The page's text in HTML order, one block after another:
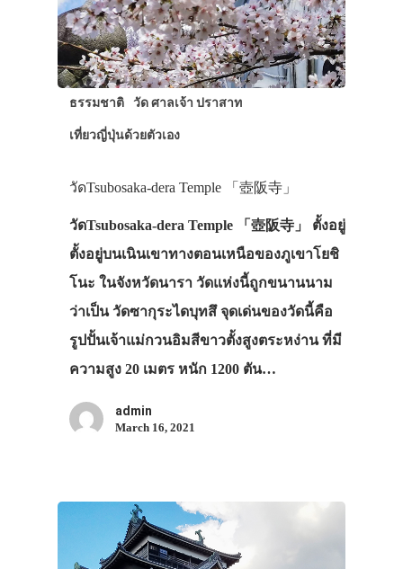
ธรรมชาติ วัด ศาลเจ้า ปราสาท
เที่ยวญี่ปุ่นด้วยตัวเอง
วัดTsubosaka-dera Temple 「壺阪寺」
วัดTsubosaka-dera Temple 「壺阪寺」 ตั้งอยู่
ตั้งอยู่บนเนินเขาทางตอนเหนือของภูเขาโยชิ
โนะ ในจังหวัดนารา วัดแห่งนี้ถูกขนานนาม
ว่าเป็น วัดซากุระไดบุทสึ จุดเด่นของวัดนี้คือ
รูปปั้นเจ้าแม่กวนอิมสีขาวตั้งสูงตระหง่าน ที่มี
ความสูง 20 เมตร หนัก 1200 ตัน…
admin
March 16, 2021